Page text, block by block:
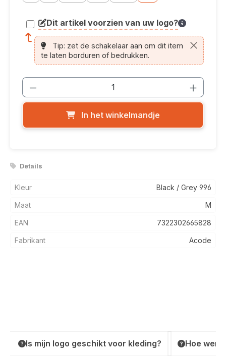
Dit artikel voorzien van uw logo?
article.printing.helptext
Tip: zet de schakelaar aan om dit item
te laten borduren of bedrukken.
Producthoeveelheid: Voer de
In het winkelmandje
Details
Kleur Black / Grey 996
Maat M
EAN 7322302665828
Fabrikant Acode
Is mijn logo geschikt voor kleding? Hoe